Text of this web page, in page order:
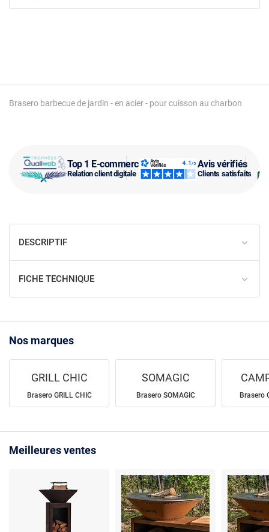
Top 1 E-commerce
Relation client digitale
Avis vérifiés
Clients satisfaits
Brasero barbecue de jardin - en acier - pour cuisson au charbon
DESCRIPTIF
FICHE TECHNIQUE
Nos marques
GRILL CHIC
Brasero GRILL CHIC
SOMAGIC
Brasero SOMAGIC Brasero
Meilleures ventes